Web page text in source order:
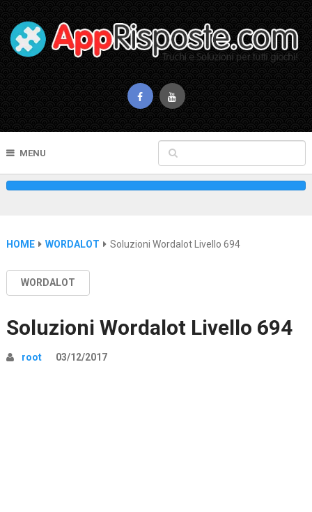
MENU
HOME WORDALOT Soluzioni Wordalot Livello 694
WORDALOT
Soluzioni Wordalot Livello 694
root 03/12/2017